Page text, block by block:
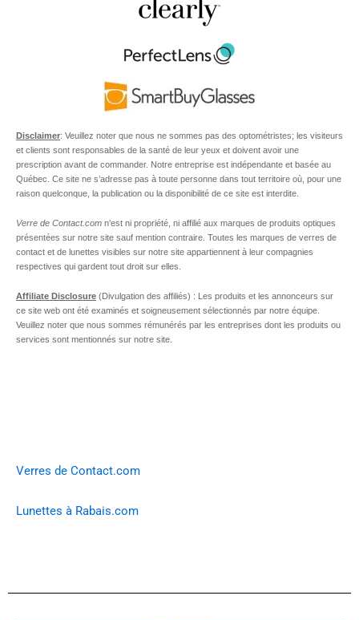
Disclaimer: Veuillez noter que nous ne sommes pas des optométristes; les visiteurs
et clients sont responsables de la santé de leur yeux et doivent avoir une
prescription avant de commander. Notre entreprise est indépendante et basée au
Québec. Ce site ne s’adresse pas à toute personne dans tout territoire où, pour une
raison quelconque, la publication ou la disponibilité de ce site est interdite.
Verre de Contact.com n’est ni propriété, ni affilié aux marques de produits optiques
présentées sur notre site sauf mention contraire. Toutes les marques de verres de
contact et de lunettes visibles sur notre site appartiennent à leur compagnies
respectives qui gardent tout droit sur elles.
Affiliate Disclosure (Divulgation des affiliés) : Les produits et les annonceurs sur
ce site web ont été examinés et soigneusement sélectionnés par notre équipe.
Veuillez noter que nous sommes rémunérés par les entreprises dont les produits ou
services sont mentionnés sur notre site.
Verres de Contact.com
Lunettes à Rabais.com